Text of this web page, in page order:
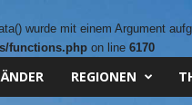
wurde mit einem Argument
functions.php on line 6170
REGIONEN